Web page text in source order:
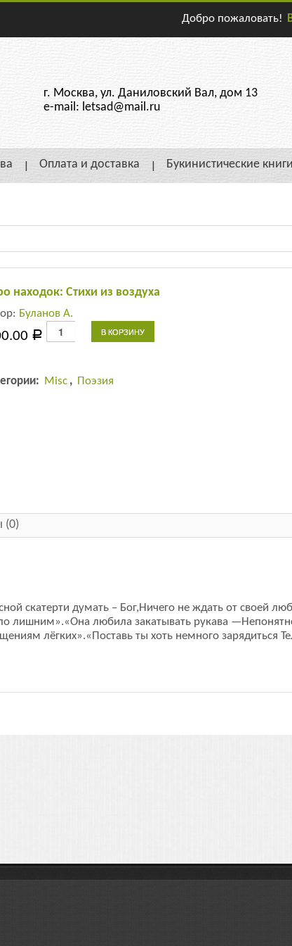
Добро пожаловать!
г. Москва, ул. Даниловский Вал, дом 13
e-mail: letsad@mail.ru
Оплата и доставка Букинистические книги
находок: Стихи из воздуха
Буланов А.
Р
Количество
товара
Стихи
В КОРЗИНУ
Misc , Поэзия
(0)
скатерти думать – Бог,Ничего не ждать от своей
лишним».«Она любила закатывать рукава
лёгких».«Поставь ты хоть немного зарядиться